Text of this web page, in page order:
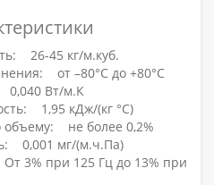
26-45 кг/м.куб.
от –80°С до +80°С
0,040 Вт/м.К
1,95 кДж/(кг °С)
объему: не более 0,2%
0,001 мг/(м.ч.Па)
3% при 125 Гц до 13% при